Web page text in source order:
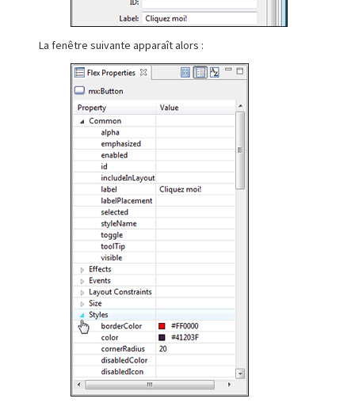
La fenêtre suivante apparaît alors :